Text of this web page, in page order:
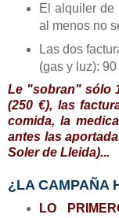
El alquiler de
al menos no
Las dos
(gas y luz): 90
Le "sobran" sólo
(250 €), las
comida, la
antes las
Soler de Lleida)...
¿LA CAMPAÑA
LO